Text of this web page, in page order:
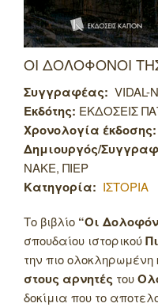
ΟΙ ΔΟΛΟΦΟΝΟΙ
Συγγραφέας: VIDAL-
Εκδότης: ΕΚΔΟΣΕΙΣ
Χρονολογία έκδοσης:
Δημιουργός/
ΝΑΚΕ, ΠΙΕΡ
Κατηγορία: ΙΣΤΟΡΙΑ
Το βιβλίο “Οι
σπουδαίου ιστορικού
την πιο
στους αρνητές του
δοκίμια που το